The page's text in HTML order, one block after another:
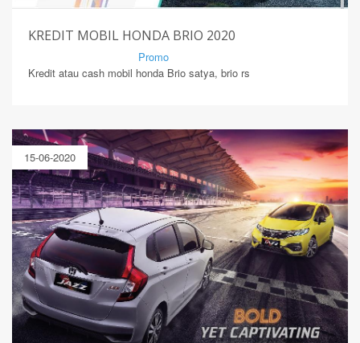
KREDIT MOBIL HONDA BRIO 2020
Promo
Kredit atau cash mobil honda Brio satya, brio rs
15-06-2020